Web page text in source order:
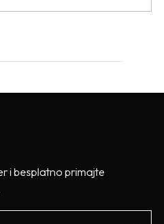
i besplatno primajte